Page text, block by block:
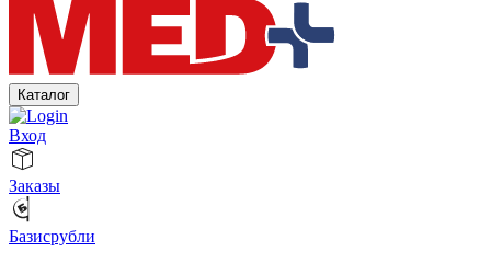
Каталог
Вход
Заказы
Базисрубли